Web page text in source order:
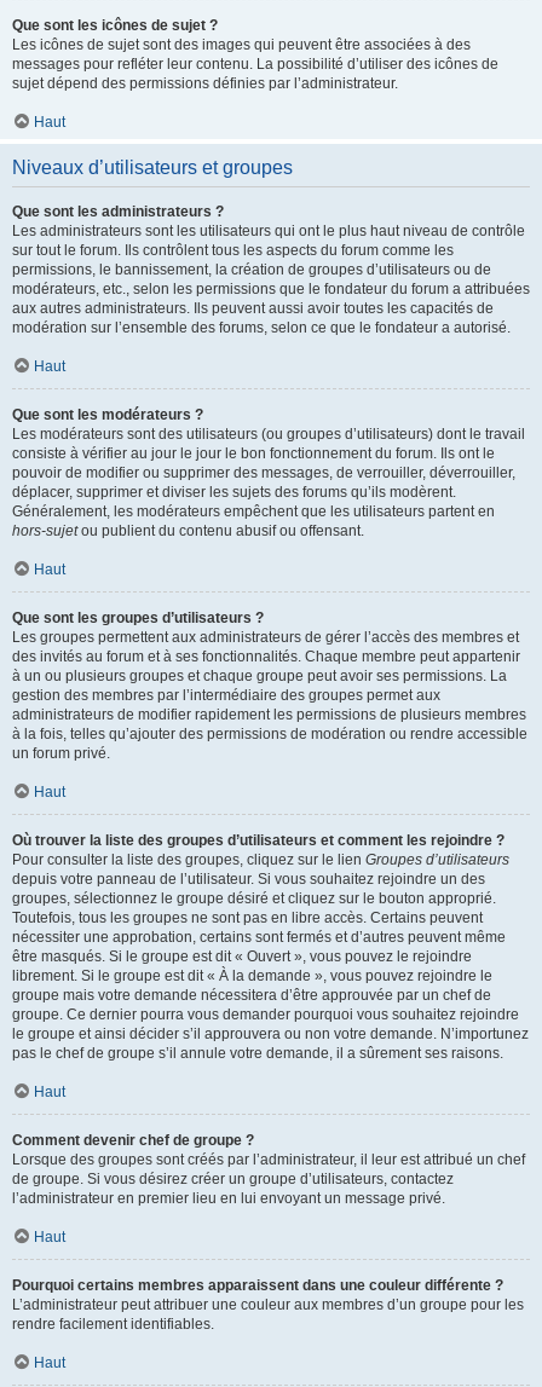
Que sont les icônes de sujet ?
Les icônes de sujet sont des images qui peuvent être associées à des
messages pour refléter leur contenu. La possibilité d’utiliser des icônes de
sujet dépend des permissions définies par l’administrateur.
Haut
Niveaux d’utilisateurs et groupes
Que sont les administrateurs ?
Les administrateurs sont les utilisateurs qui ont le plus haut niveau de contrôle
sur tout le forum. Ils contrôlent tous les aspects du forum comme les
permissions, le bannissement, la création de groupes d’utilisateurs ou de
modérateurs, etc., selon les permissions que le fondateur du forum a attribuées
aux autres administrateurs. Ils peuvent aussi avoir toutes les capacités de
modération sur l’ensemble des forums, selon ce que le fondateur a autorisé.
Haut
Que sont les modérateurs ?
Les modérateurs sont des utilisateurs (ou groupes d’utilisateurs) dont le travail
consiste à vérifier au jour le jour le bon fonctionnement du forum. Ils ont le
pouvoir de modifier ou supprimer des messages, de verrouiller, déverrouiller,
déplacer, supprimer et diviser les sujets des forums qu’ils modèrent.
Généralement, les modérateurs empêchent que les utilisateurs partent en
hors-sujetou publient du contenu abusif ou offensant.
Haut
Que sont les groupes d’utilisateurs ?
Les groupes permettent aux administrateurs de gérer l’accès des membres et
des invités au forum et à ses fonctionnalités. Chaque membre peut appartenir
à un ou plusieurs groupes et chaque groupe peut avoir ses permissions. La
gestion des membres par l’intermédiaire des groupes permet aux
administrateurs de modifier rapidement les permissions de plusieurs membres
à la fois, telles qu’ajouter des permissions de modération ou rendre accessible
un forum privé.
Haut
Où trouver la liste des groupes d’utilisateurs et comment les rejoindre ?
Pour consulter la liste des groupes, cliquez sur le lien Groupes d’utilisateurs
depuis votre panneau de l’utilisateur. Si vous souhaitez rejoindre un des
groupes, sélectionnez le groupe désiré et cliquez sur le bouton approprié.
Toutefois, tous les groupes ne sont pas en libre accès. Certains peuvent
nécessiter une approbation, certains sont fermés et d’autres peuvent même
être masqués. Si le groupe est dit « Ouvert », vous pouvez le rejoindre
librement. Si le groupe est dit « À la demande », vous pouvez rejoindre le
groupe mais votre demande nécessitera d’être approuvée par un chef de
groupe. Ce dernier pourra vous demander pourquoi vous souhaitez rejoindre
le groupe et ainsi décider s’il approuvera ou non votre demande. N’importunez
pas le chef de groupe s’il annule votre demande, il a sûrement ses raisons.
Haut
Comment devenir chef de groupe ?
Lorsque des groupes sont créés par l’administrateur, il leur est attribué un chef
de groupe. Si vous désirez créer un groupe d’utilisateurs, contactez
l’administrateur en premier lieu en lui envoyant un message privé.
Haut
Pourquoi certains membres apparaissent dans une couleur différente ?
L’administrateur peut attribuer une couleur aux membres d’un groupe pour les
rendre facilement identifiables.
Haut